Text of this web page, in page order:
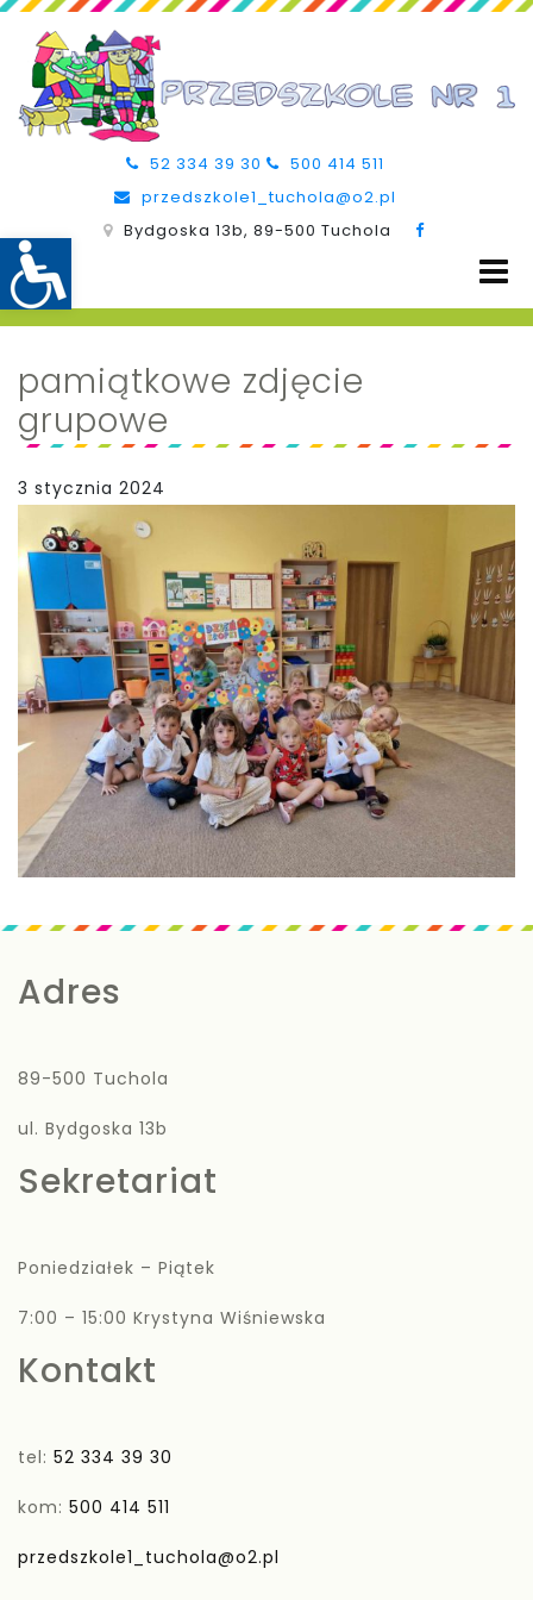
52 334 39 30
500 414 511
przedszkole1_tuchola@o2.pl
Bydgoska 13b, 89-500 Tuchola
pamiątkowe zdjęcie
grupowe
3 stycznia 2024
Adres
89-500 Tuchola
ul. Bydgoska 13b
Sekretariat
Poniedziałek – Piątek
7:00 – 15:00 Krystyna Wiśniewska
Kontakt
tel: 52 334 39 30
kom: 500 414 511
przedszkole1_tuchola@o2.pl